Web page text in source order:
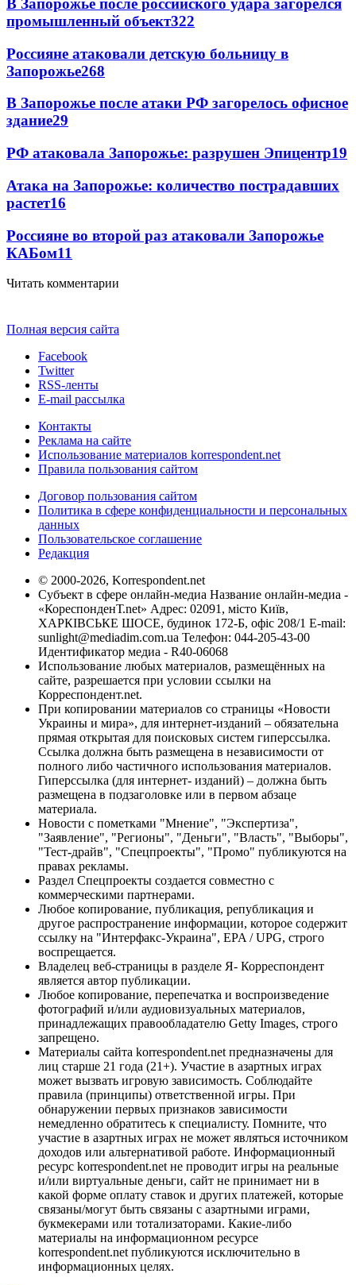
В Запорожье после российского удара загорелся
промышленный объект322
Россияне атаковали детскую больницу в
Запорожье268
В Запорожье после атаки РФ загорелось офисное
здание29
РФ атаковала Запорожье: разрушен Эпицентр19
Атака на Запорожье: количество пострадавших
растет16
Россияне во второй раз атаковали Запорожье
КАБом11
Читать комментарии
Полная версия сайта
Facebook
Twitter
RSS-ленты
E-mail рассылка
Контакты
Реклама на сайте
Использование материалов korrespondent.net
Правила пользования сайтом
Договор пользования сайтом
Политика в сфере конфиденциальности и персональных
данных
Пользовательское соглашение
Редакция
© 2000-2026, Korrespondent.net
Субъект в сфере онлайн-медиа Название онлайн-медиа -
«КореспонденТ.net» Адрес: 02091, місто Київ,
ХАРКІВСЬКЕ ШОСЕ, будинок 172-Б, офіс 208/1 E-mail:
sunlight@mediadim.com.ua Телефон: 044-205-43-00
Идентификатор медиа - R40-06068
Использование любых материалов, размещённых на
сайте, разрешается при условии ссылки на
Корреспондент.net.
При копировании материалов со страницы «Новости
Украины и мира», для интернет-изданий – обязательна
прямая открытая для поисковых систем гиперссылка.
Ссылка должна быть размещена в независимости от
полного либо частичного использования материалов.
Гиперссылка (для интернет- изданий) – должна быть
размещена в подзаголовке или в первом абзаце
материала.
Новости с пометками "Мнение", "Экспертиза",
"Заявление", "Регионы", "Деньги", "Власть", "Выборы",
"Тест-драйв", "Спецпроекты", "Промо" публикуются на
правах рекламы.
Раздел Спецпроекты создается совместно с
коммерческими партнерами.
Любое копирование, публикация, републикация и
другое распространение информации, которое содержит
ссылку на "Интерфакс-Украина", EPA / UPG, строго
воспрещается.
Владелец веб-страницы в разделе Я- Корреспондент
является автор публикации.
Любое копирование, перепечатка и воспроизведение
фотографий и/или аудиовизуальных материалов,
принадлежащих правообладателю Getty Images, строго
запрещено.
Материалы сайта korrespondent.net предназначены для
лиц старше 21 года (21+). Участие в азартных играх
может вызвать игровую зависимость. Соблюдайте
правила (принципы) ответственной игры. При
обнаружении первых признаков зависимости
немедленно обратитесь к специалисту. Помните, что
участие в азартных играх не может являться источником
доходов или альтернативой работе. Информационный
ресурс korrespondent.net не проводит игры на реальные
и/или виртуальные деньги, сайт не принимает ни в
какой форме оплату ставок и других платежей, которые
связаны/могут быть связаны с азартными играми,
букмекерами или тотализаторами. Какие-либо
материалы на информационном ресурсе
korrespondent.net публикуются исключительно в
информационных целях.